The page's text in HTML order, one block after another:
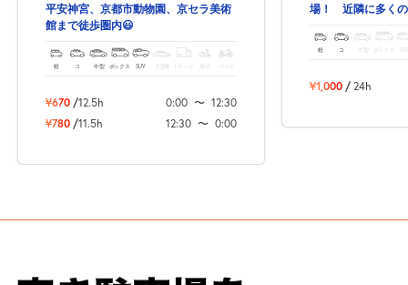
平安神宮、京都市動物園、京セラ美術
館まで徒歩圏内😃
軽 コ 中型 ボックス SUV 大型車 トラック バイク
¥670 /12.5h 0:00 〜 12:30
¥780 /11.5h 12:30 〜 0:00
場！ 近隣に多く
軽 コ 中型 ボックス
¥1,000 / 24h